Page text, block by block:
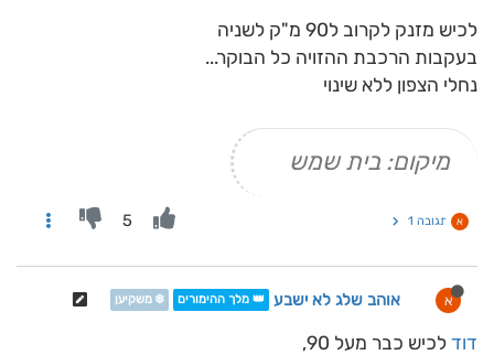
לכיש מזנק לקרוב ל90 מ"ק לשניה
בעקבות הרכבת ההזויה כל הבוקר...
נחלי הצפון ללא שינוי
מיקום: בית שמש
א תגובה 1 5
א אוהב שלג לא ישבע 👑 מלך ההימורים ❄️ משקיען
דוד לכיש כבר מעל 90,